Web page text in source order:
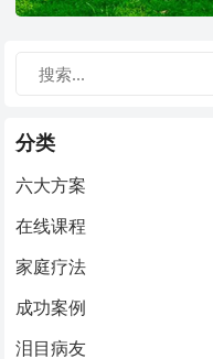
分类
六大方案
在线课程
家庭疗法
成功案例
泪目病友